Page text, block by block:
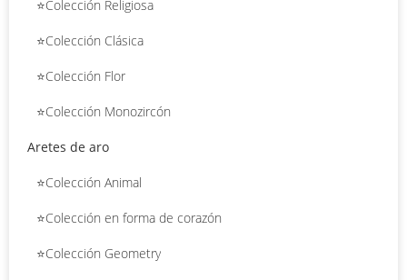
⭐Colección Religiosa
⭐Colección Clásica
⭐Colección Flor
⭐Colección Monozircón
Aretes de aro
⭐Colección Animal
⭐Colección en forma de corazón
⭐Colección Geometry